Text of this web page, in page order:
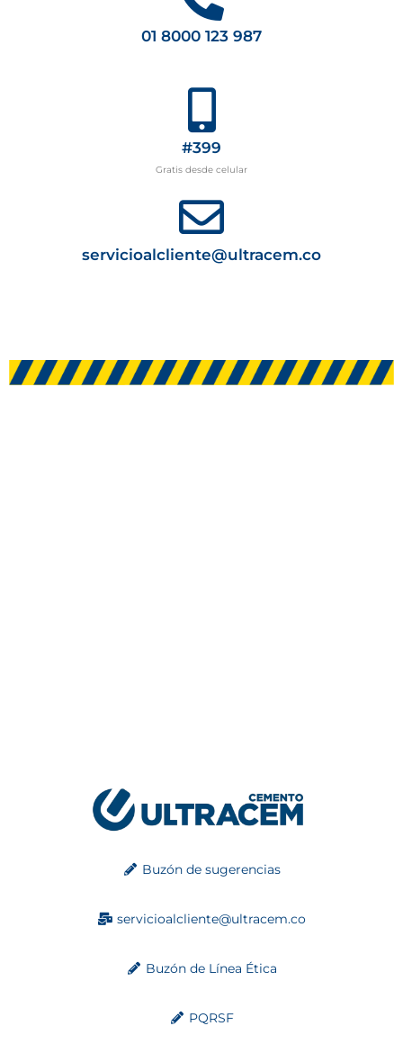
01 8000 123 987
#399
Gratis desde celular
servicioalcliente@ultracem.co
Buzón de sugerencias
servicioalcliente@ultracem.co
Buzón de Línea Ética
PQRSF